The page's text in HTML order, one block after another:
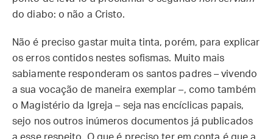
do diabo: o não a Cristo.
Não é preciso gastar muita tinta, porém, para explicar
os erros contidos nestes sofismas. Muito mais
sabiamente responderam os santos padres – vivendo
a sua vocação de maneira exemplar –, como também
o Magistério da Igreja – seja nas encíclicas papais,
sejo nos outros inúmeros documentos já publicados